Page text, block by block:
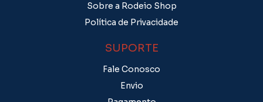
Sobre a Rodeio Shop
Política de Privacidade
SUPORTE
Fale Conosco
Envio